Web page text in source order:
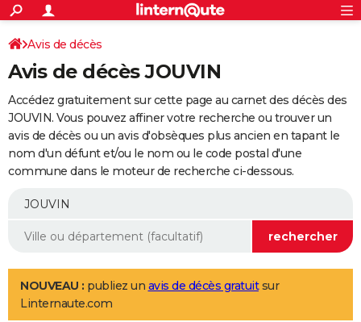
ACTUALITÉS
Politique
Société
Faits Divers
Education
Monde
Villes
+
SPORT
Coupe du monde 2026
Football
Tennis
Cyclisme
Rugby
Forum
Programme TV
TNT
Streaming
Cinéma
Sorties cinéma
Musique
+
FINANCE
Retraite
Epargne
Immobilier
Risques naturels par ville
Banque
Assurance
AUTO
Essais
Réserver un essai
Citadines
Berlines
SUV
Forum auto
+
Mobiles
Meilleur smartphone
Internet
Ordinateurs
Jeux vidéo
Guide high-tech
Aménagement intérieur
LIFESTYLE
Art de vivre
Bien-être
Loisirs
Mode
Modes de vie
Avis de décès
Avis de décès JOUVIN
Accédez gratuitement sur cette page au carnet des décès des
JOUVIN. Vous pouvez affiner votre recherche ou trouver un
avis de décès ou un avis d'obsèques plus ancien en tapant le
nom d'un défunt et/ou le nom ou le code postal d'une
commune dans le moteur de recherche ci-dessous.
NOUVEAU : publiez un avis de décès gratuitsur
Linternaute.com